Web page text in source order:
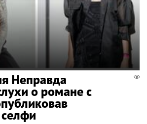
Неправда
о романе с